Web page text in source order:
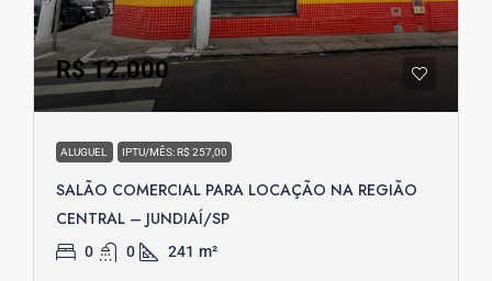
R$ 12.000
ALUGUEL IPTU/MÊS: R$ 257,00
SALÃO COMERCIAL PARA LOCAÇÃO NA REGIÃO
CENTRAL – JUNDIAÍ/SP
0 0 241 m²